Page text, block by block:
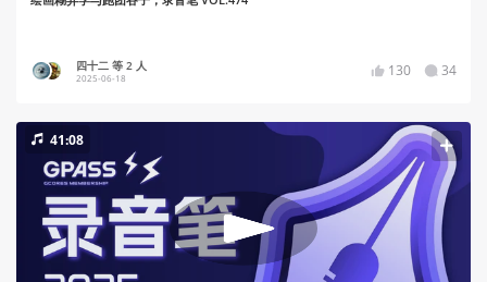
四十二 等 2 人
2025-06-18 130 34
41:08